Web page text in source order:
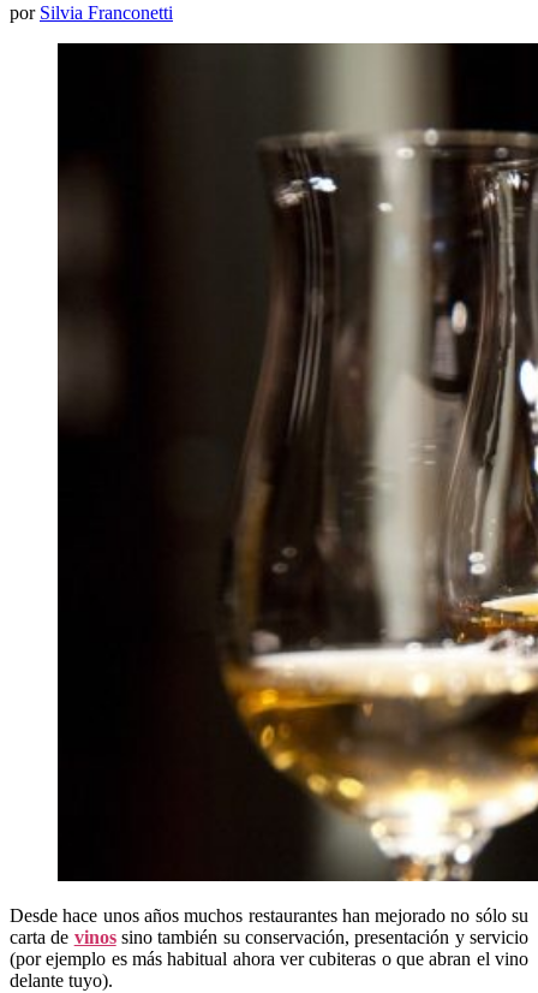
por Silvia Franconetti
Desde hace unos años muchos restaurantes han mejorado no sólo su
carta de vinossino también su conservación, presentación y servicio
(por ejemplo es más habitual ahora ver cubiteras o que abran el vino
delante tuyo).